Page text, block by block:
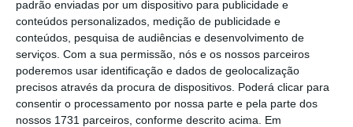
padrão enviadas por um dispositivo para publicidade e
conteúdos personalizados, medição de publicidade e
conteúdos, pesquisa de audiências e desenvolvimento de
serviços. Com a sua permissão, nós e os nossos parceiros
poderemos usar identificação e dados de geolocalização
precisos através da procura de dispositivos. Poderá clicar para
consentir o processamento por nossa parte e pela parte dos
nossos 1731 parceiros, conforme descrito acima. Em
Assine o ECO Premium
No momento em que a informação é
mais importante do que nunca, apoie
o jornalismo independente e rigoroso.